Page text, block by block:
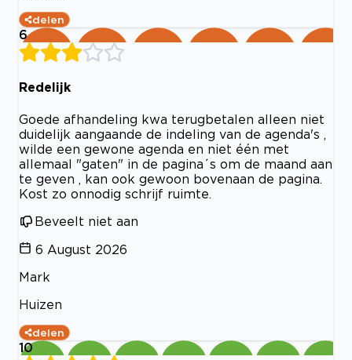
delen
6
Redelijk
Goede afhandeling kwa terugbetalen alleen niet
duidelijk aangaande de indeling van de agenda's ,
wilde een gewone agenda en niet één met
allemaal "gaten" in de pagina´s om de maand aan
te geven , kan ook gewoon bovenaan de pagina.
Kost zo onnodig schrijf ruimte.
Beveelt niet aan
6 August 2026
Mark
Huizen
delen
10